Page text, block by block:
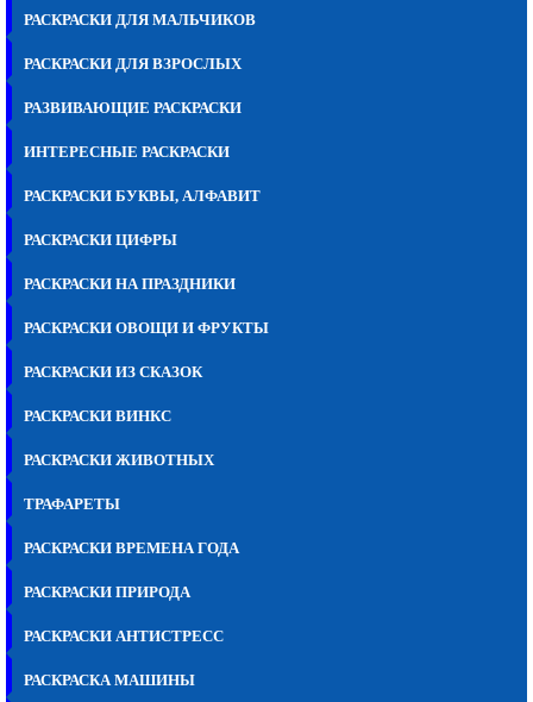
РАСКРАСКИ ДЛЯ МАЛЬЧИКОВ
РАСКРАСКИ ДЛЯ ВЗРОСЛЫХ
РАЗВИВАЮЩИЕ РАСКРАСКИ
ИНТЕРЕСНЫЕ РАСКРАСКИ
РАСКРАСКИ БУКВЫ, АЛФАВИТ
РАСКРАСКИ ЦИФРЫ
РАСКРАСКИ НА ПРАЗДНИКИ
РАСКРАСКИ ОВОЩИ И ФРУКТЫ
РАСКРАСКИ ИЗ СКАЗОК
РАСКРАСКИ ВИНКС
РАСКРАСКИ ЖИВОТНЫХ
ТРАФАРЕТЫ
РАСКРАСКИ ВРЕМЕНА ГОДА
РАСКРАСКИ ПРИРОДА
РАСКРАСКИ АНТИСТРЕСС
РАСКРАСКА МАШИНЫ